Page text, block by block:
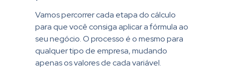
Vamos percorrer cada etapa do cálculo
para que você consiga aplicar a fórmula ao
seu negócio. O processo é o mesmo para
qualquer tipo de empresa, mudando
apenas os valores de cada variável.